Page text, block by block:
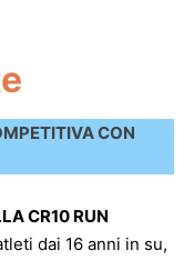
CON
CR10 RUN
dai 16 anni in su,